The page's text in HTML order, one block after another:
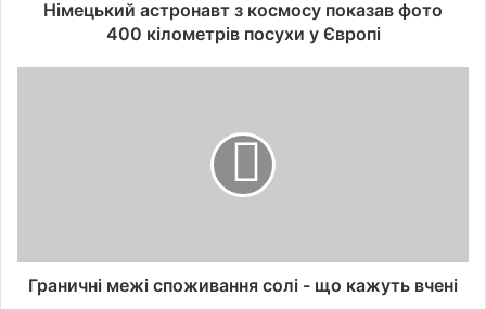
Німецький астронавт з космосу показав фото
400 кілометрів посухи у Європі
Граничні межі споживання солі - що кажуть вчені